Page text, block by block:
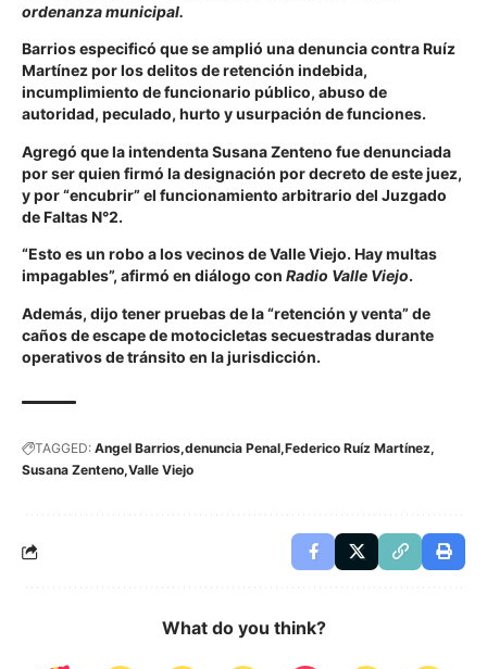
ordenanza municipal.
Barrios especificó que se amplió una denuncia contra Ruíz
Martínez por los delitos de retención indebida,
incumplimiento de funcionario público, abuso de
autoridad, peculado, hurto y usurpación de funciones.
Agregó que la intendenta Susana Zenteno fue denunciada
por ser quien firmó la designación por decreto de este juez,
y por “encubrir” el funcionamiento arbitrario del Juzgado
de Faltas N°2.
“Esto es un robo a los vecinos de Valle Viejo. Hay multas
impagables”, afirmó en diálogo con Radio Valle Viejo.
Además, dijo tener pruebas de la “retención y venta” de
caños de escape de motocicletas secuestradas durante
operativos de tránsito en la jurisdicción.
TAGGED: Angel Barrios denuncia Penal Federico Ruíz Martínez
Susana Zenteno Valle Viejo
What do you think?